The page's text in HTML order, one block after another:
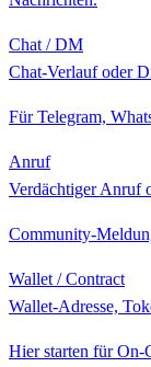
Chat / DM
Chat-Verlauf oder
Für Telegram,
Anruf
Verdächtiger Anruf
Community-
Wallet / Contract
Wallet-Adresse,
Hier starten für On-